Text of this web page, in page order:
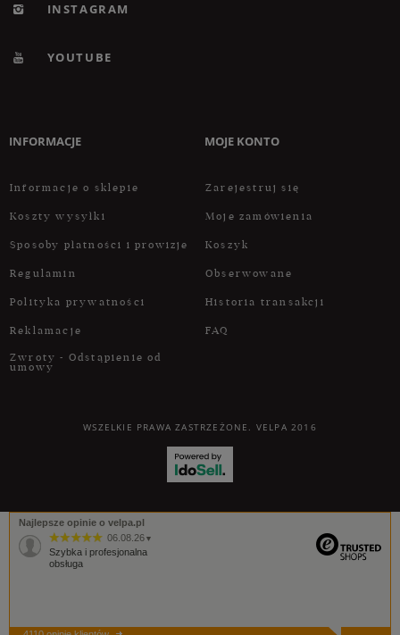
INSTAGRAM
YOUTUBE
INFORMACJE
Informacje o sklepie
Koszty wysyłki
Sposoby płatności i prowizje
Regulamin
Polityka prywatności
Reklamacje
Zwroty - Odstąpienie od
umowy
MOJE KONTO
Zarejestruj się
Moje zamówienia
Koszyk
Obserwowane
Historia transakcji
FAQ
WSZELKIE PRAWA ZASTRZEŻONE. VELPA 2016
Najlepsze opinie o velpa.pl
06.08.26 ▼
Szybka i profesjonalna
obsługa